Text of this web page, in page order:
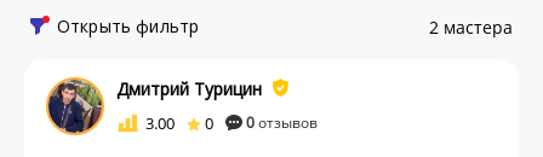
Открыть фильтр 2 мастера
Дмитрий Турицин
3.00 0 0отзывов